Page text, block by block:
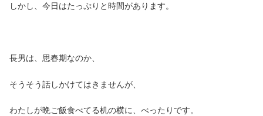
しかし、今日はたっぷりと時間があります。
長男は、思春期なのか、
そうそう話しかけてはきませんが、
わたしが晩ご飯食べてる机の横に、べったりです。